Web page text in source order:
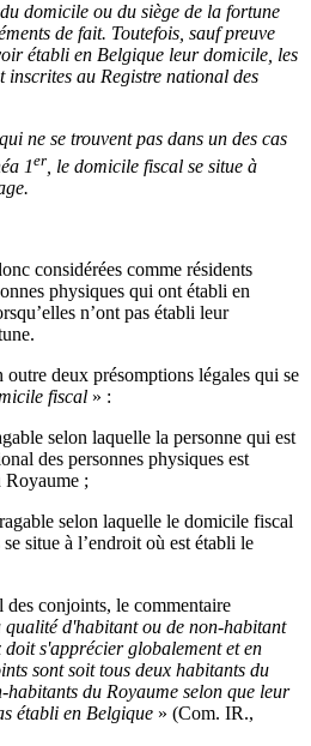
domicile ou du siège de la fortune
de fait. Toutefois, sauf preuve
établi en Belgique leur domicile, les
inscrites au Registre national des
ne se trouvent pas dans un des cas
1er , le domicile fiscal se situe à
considérées comme résidents
physiques qui ont établi en
n’ont pas établi leur
deux présomptions légales qui se
fiscal » :
selon laquelle la personne qui est
des personnes physiques est
Royaume ;
selon laquelle le domicile fiscal
situe à l’endroit où est établi le
conjoints, le commentaire
qualité d'habitant ou de non-habitant
doit s'apprécier globalement et en
sont soit tous deux habitants du
habitants du Royaume selon que leur
établi en Belgique » (Com. IR.,